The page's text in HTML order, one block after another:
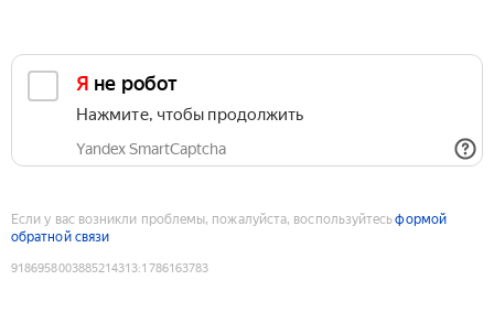
Я не робот
Нажмите, чтобы продолжить
Yandex SmartCaptcha
Если у вас возникли проблемы, пожалуйста, воспользуйтесьформой
обратной связи
9186958003885214313:1786163783